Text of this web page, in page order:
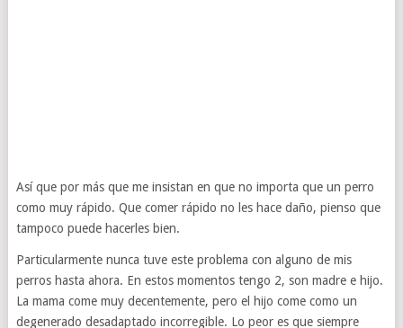
Así que por más que me insistan en que no importa que un perro
como muy rápido. Que comer rápido no les hace daño, pienso que
tampoco puede hacerles bien.
Particularmente nunca tuve este problema con alguno de mis
perros hasta ahora. En estos momentos tengo 2, son madre e hijo.
La mama come muy decentemente, pero el hijo come como un
degenerado desadaptado incorregible. Lo peor es que siempre